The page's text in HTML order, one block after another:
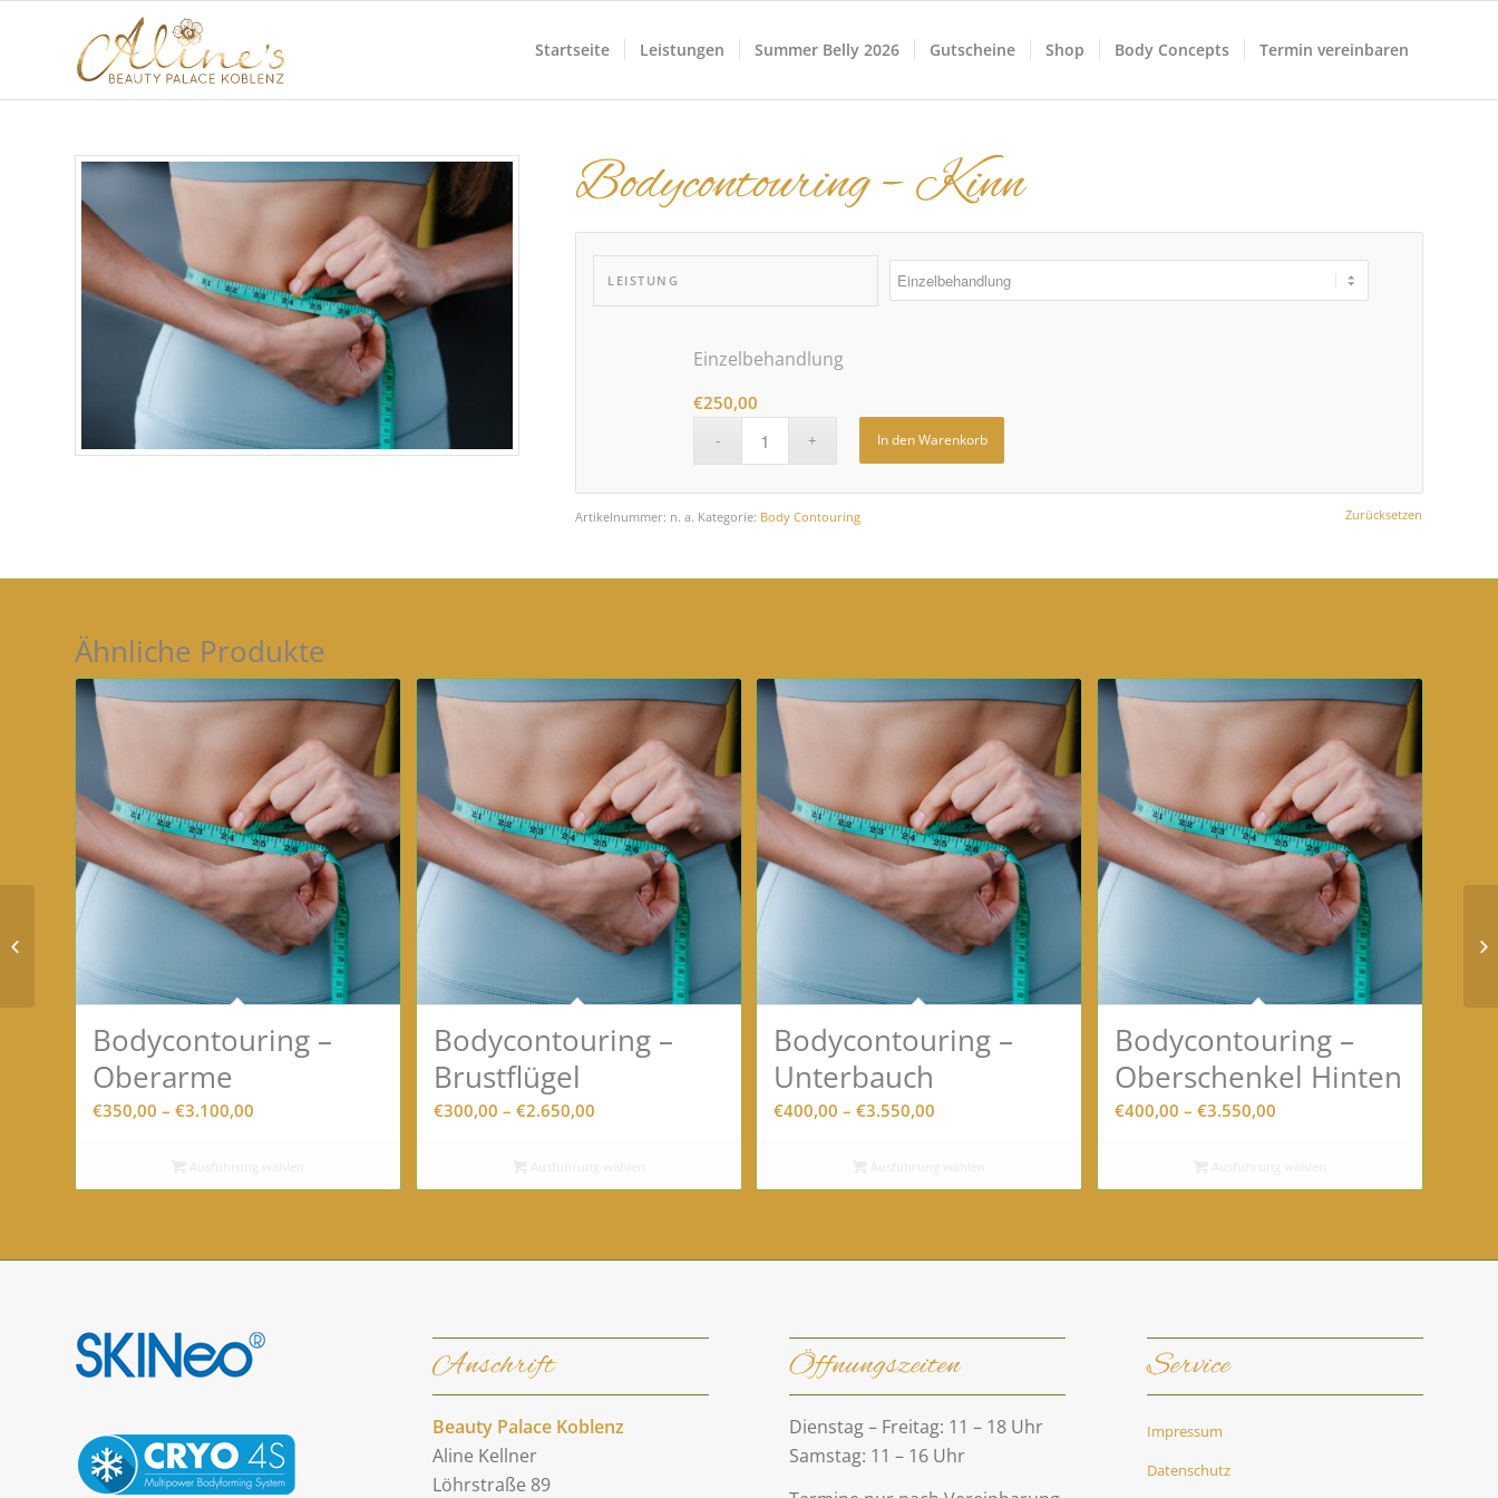
Startseite Leistungen Summer Belly 2026 Gutscheine Shop Body Concepts Termin vereinbaren
Bodycontouring – Kinn
LEISTUNG
Zurücksetzen
Einzelbehandlung
€250,00
In den Warenkorb
Artikelnummer: n. a. Kategorie: Body Contouring
Ähnliche Produkte
Bodycontouring –
Oberarme
€350,00 – €3.100,00
€3.100,00
Bodycontouring –
Brustflügel
€300,00 – €2.650,00Preisspanne:
€2.650,00
Bodycontouring –
Unterbauch
€400,00 –€3.550,00
€3.550,00
Bodycontouring –
Oberschenkel Hinten
€400,00 – €3.550,00Preisspanne:
€3.550,00
Anschrift
Beauty Palace Koblenz
Aline Kellner
Löhrstraße 89
Öffnungszeiten
Dienstag – Freitag: 11 – 18 Uhr
Samstag: 11 – 16 Uhr
Service
Impressum
Datenschutz
Bodycontouring –